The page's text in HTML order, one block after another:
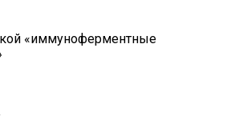
«иммуноферментные